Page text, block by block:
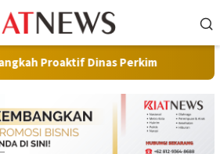
Perkim Pilot Project,